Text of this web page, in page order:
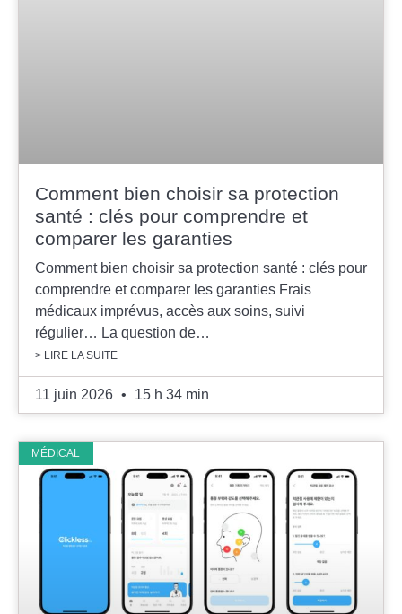
Comment bien choisir sa protection
santé : clés pour comprendre et
comparer les garanties
Comment bien choisir sa protection santé : clés pour
comprendre et comparer les garanties Frais
médicaux imprévus, accès aux soins, suivi
régulier… La question de…
> LIRE LA SUITE
11 juin 2026 15 h 34 min
MÉDICAL